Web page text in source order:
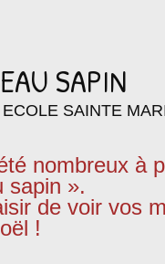
SAPIN
SAINTE
nombreux à
sapin ».
de voir vos
!